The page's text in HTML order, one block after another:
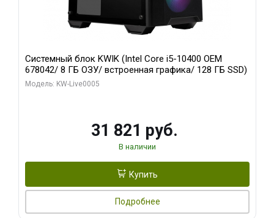
Системный блок KWIK (Intel Core i5-10400 OEM
678042/ 8 ГБ ОЗУ/ встроенная графика/ 128 ГБ SSD)
Модель: KW-Live0005
31 821 руб.
В наличии
Купить
Подробнее